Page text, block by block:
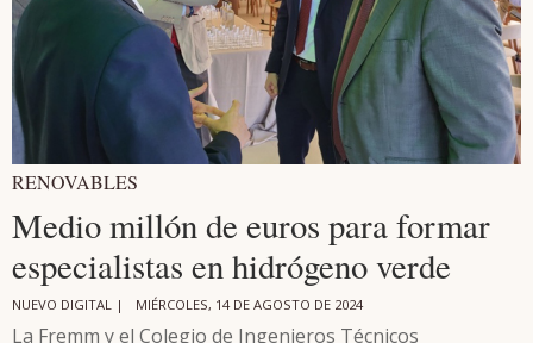
RENOVABLES
Medio millón de euros para formar
especialistas en hidrógeno verde
NUEVO DIGITAL | MIÉRCOLES, 14 DE AGOSTO DE 2024
La Fremm y el Colegio de Ingenieros Técnicos